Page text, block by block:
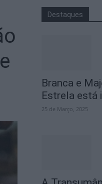
Destaques
Branca e
Estrela está
25 de Março, 2025